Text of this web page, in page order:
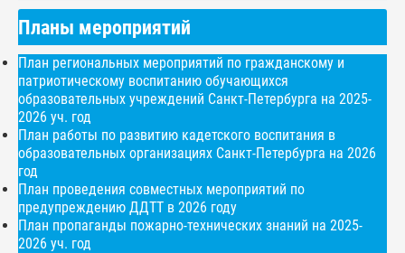
Планы мероприятий
План региональных мероприятий по гражданскому и
патриотическому воспитанию обучающихся
образовательных учреждений Санкт-Петербурга на 2025-
2026 уч. год
План работы по развитию кадетского воспитания в
образовательных организациях Санкт-Петербурга на 2026
год
План проведения совместных мероприятий по
предупреждению ДДТТ в 2026 году
План пропаганды пожарно-технических знаний на 2025-
2026 уч. год